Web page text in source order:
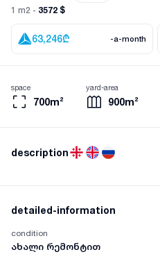
1 m2 - 3572 $
63,246₾ -a-month
700m²
space
900m²
yard-area
description
detailed-information
condition
ახალი რემონტით